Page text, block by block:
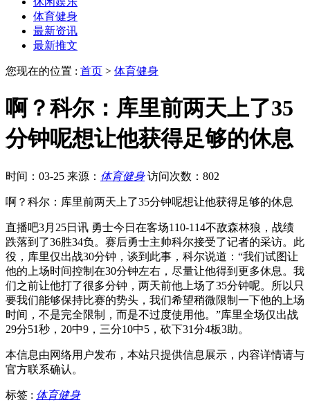
体育健身
最新资讯
最新推文
您现在的位置 : 首页 > 体育健身
啊？科尔：库里前两天上了35
分钟呢想让他获得足够的休息
时间：03-25 来源： 体育健身 访问次数：802
啊？科尔：库里前两天上了35分钟呢想让他获得足够的休息
直播吧3月25日讯 勇士今日在客场110-114不敌森林狼，战绩
跌落到了36胜34负。赛后勇士主帅科尔接受了记者的采访。此
役，库里仅出战30分钟，谈到此事，科尔说道：“我们试图让
他的上场时间控制在30分钟左右，尽量让他得到更多休息。我
们之前让他打了很多分钟，两天前他上场了35分钟呢。所以只
要我们能够保持比赛的势头，我们希望稍微限制一下他的上场
时间，不是完全限制，而是不过度使用他。”库里全场仅出战
29分51秒，20中9，三分10中5，砍下31分4板3助。
本信息由网络用户发布， 本站只提供信息展示，内容详情请与
官方联系确认。
标签 : 体育健身